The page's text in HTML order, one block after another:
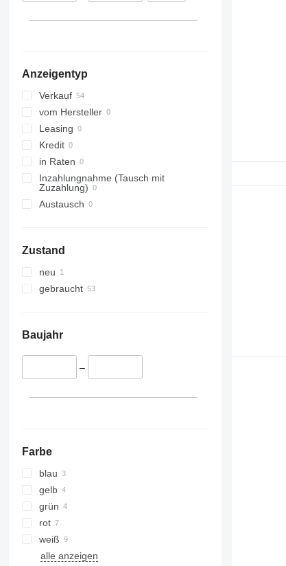
Sint-Katelijne-Waver
alle anzeigen
Anzeigentyp
Verkauf
vom Hersteller
Leasing
Kredit
in Raten
Inzahlungnahme (Tausch mit
Zuzahlung)
Austausch
Zustand
neu
gebraucht
Baujahr
–
Farbe
blau
gelb
grün
rot
weiß
alle anzeigen